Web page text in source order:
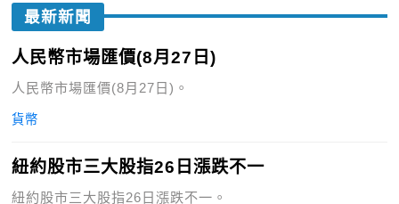
最新新聞
人民幣市場匯價(8月27日)
人民幣市場匯價(8月27日)。
貨幣
紐約股市三大股指26日漲跌不一
紐約股市三大股指26日漲跌不一。